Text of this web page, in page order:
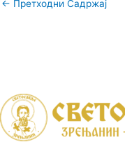
← Претходни Садржај